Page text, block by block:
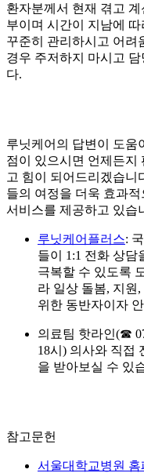
환자분께서 현재 겪고
부이며 시간이 지남에
꾸준히 관리하시고 어려
경우 주저하지 마시고
다.
루닛케어의 답변이 도움
점이 있으시면 언제든지
고 힘이 되어드리겠습니
들의 여정을 더욱 효과
서비스를 제공하고 있습
루닛케어플러스:
들이 1:1 전화 상담
극복할 수 있도록
라 일상 돌봄, 지원
위한 동반자이자
의료팀 핫라인(☎
18시) 의사와 직접
을 받아보실 수 있
참고문헌
서울대학교병원 홈